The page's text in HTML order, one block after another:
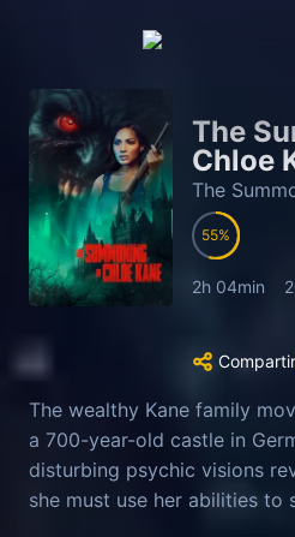
The
Chloe
The
55
2h 04min
Compartir
The wealthy Kane family
a 700-year-old castle in
disturbing psychic visions
she must use her abilities to